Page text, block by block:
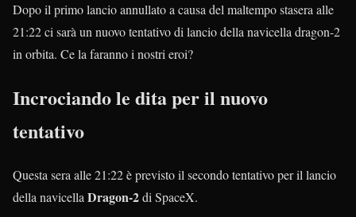
Dopo il primo lancio annullato a causa del maltempo stasera alle
21:22 ci sarà un nuovo tentativo di lancio della navicella dragon-2
in orbita. Ce la faranno i nostri eroi?
Incrociando le dita per il nuovo
tentativo
Questa sera alle 21:22 è previsto il secondo tentativo per il lancio
della navicella Dragon-2di SpaceX.